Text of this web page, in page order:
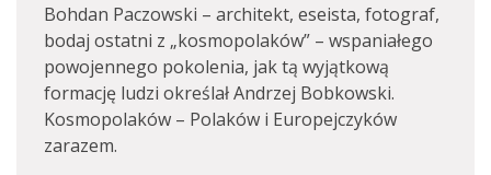
Bohdan Paczowski – architekt, eseista, fotograf,
bodaj ostatni z „kosmopolaków” – wspaniałego
powojennego pokolenia, jak tą wyjątkową
formację ludzi określał Andrzej Bobkowski.
Kosmopolaków – Polaków i Europejczyków
zarazem.